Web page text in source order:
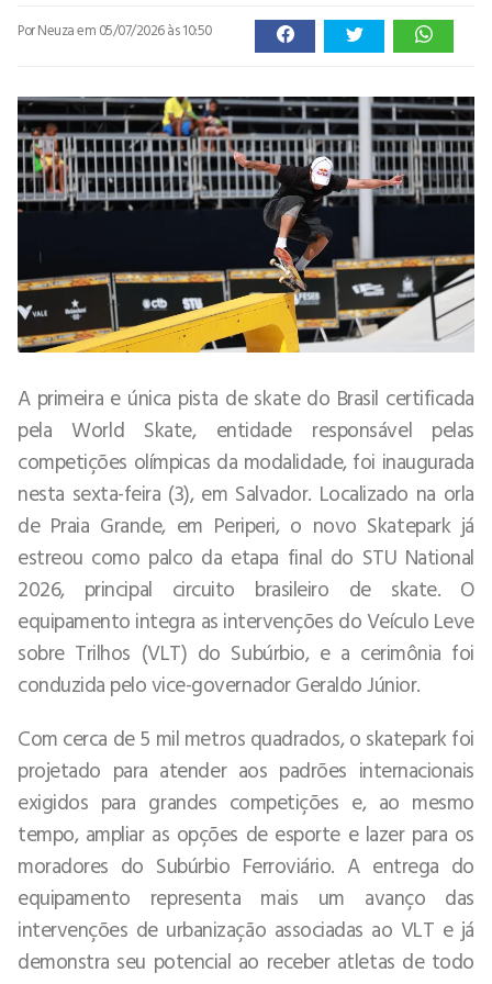
Por Neuzaem 05/07/2026 às 10:50
A primeira e única pista de skate do Brasil certificada
pela World Skate, entidade responsável pelas
competições olímpicas da modalidade, foi inaugurada
nesta sexta-feira (3), em Salvador. Localizado na orla
de Praia Grande, em Periperi, o novo Skatepark já
estreou como palco da etapa final do STU National
2026, principal circuito brasileiro de skate. O
equipamento integra as intervenções do Veículo Leve
sobre Trilhos (VLT) do Subúrbio, e a cerimônia foi
conduzida pelo vice-governador Geraldo Júnior.
Com cerca de 5 mil metros quadrados, o skatepark foi
projetado para atender aos padrões internacionais
exigidos para grandes competições e, ao mesmo
tempo, ampliar as opções de esporte e lazer para os
moradores do Subúrbio Ferroviário. A entrega do
equipamento representa mais um avanço das
intervenções de urbanização associadas ao VLT e já
demonstra seu potencial ao receber atletas de todo